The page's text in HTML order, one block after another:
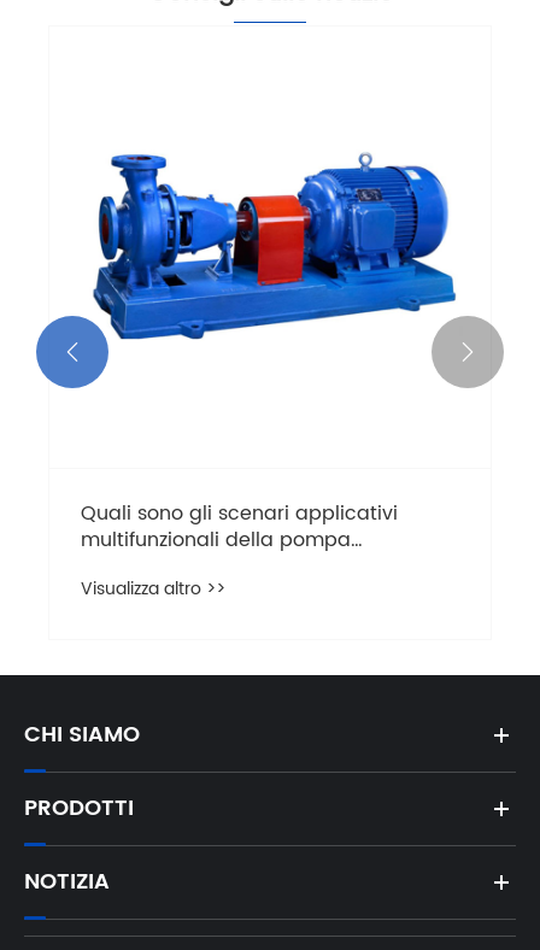
Quali sono gli scenari applicativi
multifunzionali della pompa
Visualizza altro >>
 
CHI SIAMO
PRODOTTI
NOTIZIA